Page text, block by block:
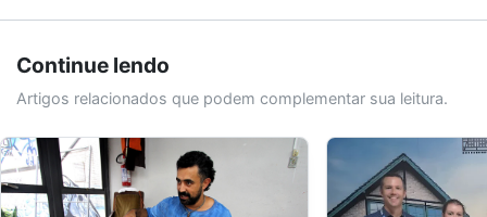
Continue lendo
Artigos relacionados que podem complementar sua leitura.